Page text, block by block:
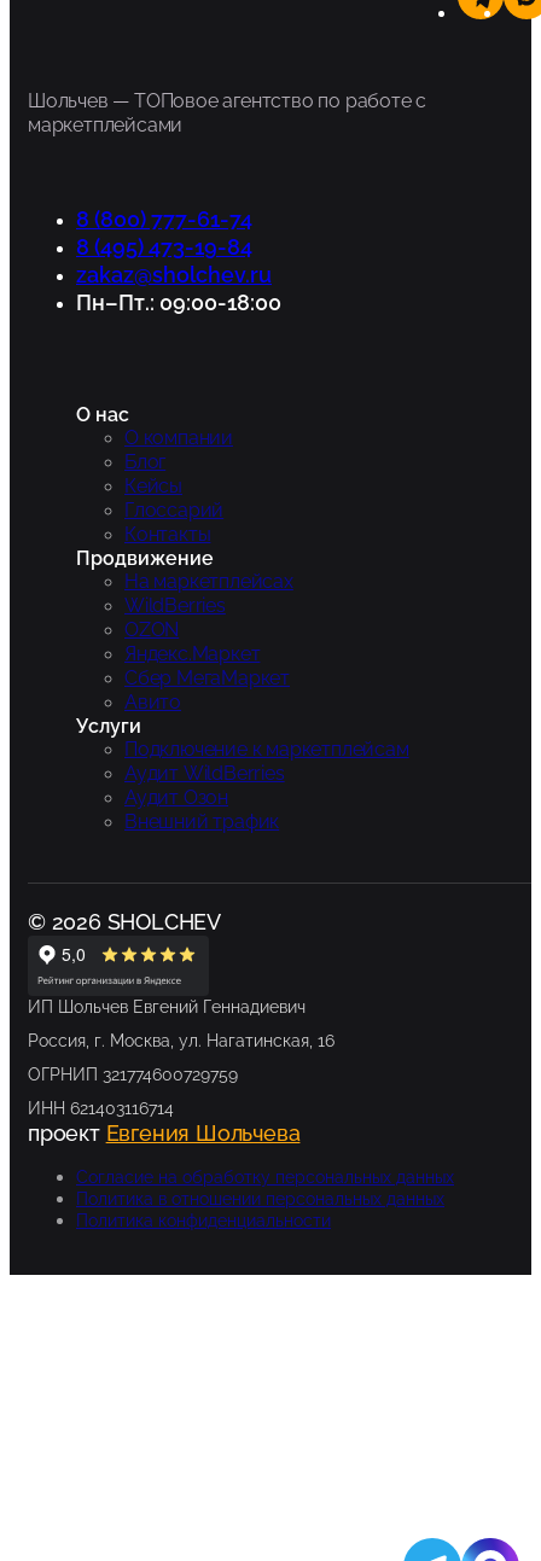
Шольчев — ТОПовое агентство по работе с
маркетплейсами
8 (800) 777-61-74
8 (495) 473-19-84
zakaz@sholchev.ru
Пн–Пт.: 09:00-18:00
О нас
О компании
Блог
Кейсы
Глоссарий
Контакты
Продвижение
На маркетплейсах
WildBerries
OZON
Яндекс.Маркет
Сбер МегаМаркет
Авито
Услуги
Подключение к маркетплейсам
Аудит WildBerries
Аудит Озон
Внешний трафик
© 2026 SHOLCHEV
ИП Шольчев Евгений Геннадиевич
Россия, г. Москва, ул. Нагатинская, 16
ОГРНИП 321774600729759
ИНН 621403116714
проект Евгения Шольчева
Согласие на обработку персональных данных
Политика в отношении персональных данных
Политика конфиденциальности